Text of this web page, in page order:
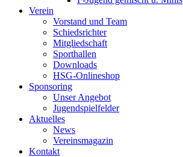
Verein
Vorstand und Team
Schiedsrichter
Mitgliedschaft
Sporthallen
Downloads
HSG-Onlineshop
Sponsoring
Unser Angebot
Jugendspielfelder
Aktuelles
News
Vereinsmagazin
Kontakt